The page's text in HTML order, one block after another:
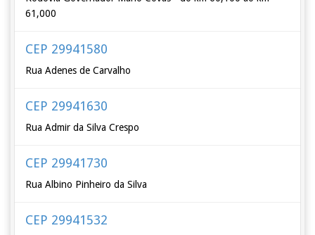
61,000
CEP 29941580
Rua Adenes de Carvalho
CEP 29941630
Rua Admir da Silva Crespo
CEP 29941730
Rua Albino Pinheiro da Silva
CEP 29941532